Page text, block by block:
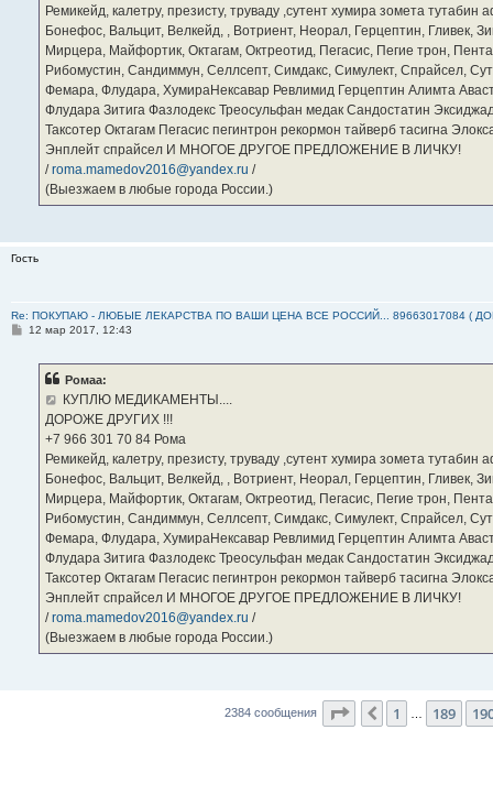
Ремикейд, калетру, презисту, труваду ,сутент хумира зомета
Бонефос, Вальцит, Велкейд, , Вотриент, Неорал, Герцептин, Гливек,
Мирцера, Майфортик, Октагам, Октреотид, Пегасис, Пегие трон,
Рибомустин, Сандиммун, Селлсепт, Симдакс, Симулект, Спрайсел,
Фемара, Флудара, ХумираНексавар Ревлимид Герцептин Алимта
Флудара Зитига Фазлодекс Треосульфан медак Сандостатин
Таксотер Октагам Пегасис пегинтрон рекормон тайверб тасигна
Энплейт спрайсел И МНОГОЕ ДРУГОЕ ПРЕДЛОЖЕНИЕ В ЛИЧКУ!
/roma.mamedov2016@yandex.ru /
(Выезжаем в любые города России.)
Гость
Re: ПОКУПАЮ - ЛЮБЫЕ ЛЕКАРСТВА ПО ВАШИ ЦЕНА ВСЕ РОССИЙ... 89663017084 (
С12 мар 2017, 12:43
Ромаа:
КУПЛЮ МЕДИКАМЕНТЫ....
ДОРОЖЕ ДРУГИХ !!!
‪+7 966 301 70 84‬ Рома
Ремикейд, калетру, презисту, труваду ,сутент хумира зомета
Бонефос, Вальцит, Велкейд, , Вотриент, Неорал, Герцептин, Гливек,
Мирцера, Майфортик, Октагам, Октреотид, Пегасис, Пегие трон,
Рибомустин, Сандиммун, Селлсепт, Симдакс, Симулект, Спрайсел,
Фемара, Флудара, ХумираНексавар Ревлимид Герцептин Алимта
Флудара Зитига Фазлодекс Треосульфан медак Сандостатин
Таксотер Октагам Пегасис пегинтрон рекормон тайверб тасигна
Энплейт спрайсел И МНОГОЕ ДРУГОЕ ПРЕДЛОЖЕНИЕ В ЛИЧКУ!
/roma.mamedov2016@yandex.ru /
(Выезжаем в любые города России.)
2384 сообщения Страница 191из
Пред.
1 189